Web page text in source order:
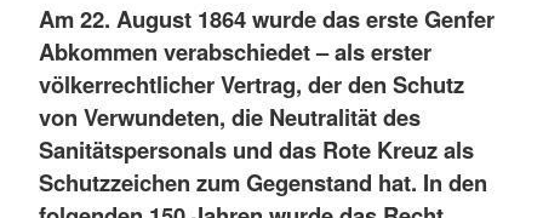
Am 22. August 1864 wurde das erste Genfer
Abkommen verabschiedet – als erster
völkerrechtlicher Vertrag, der den Schutz
von Verwundeten, die Neutralität des
Sanitätspersonals und das Rote Kreuz als
Schutzzeichen zum Gegenstand hat. In den